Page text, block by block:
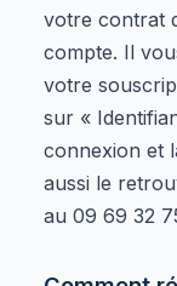
votre contrat
compte. Il
votre
sur «
connexion et
aussi le
au 09 69 32